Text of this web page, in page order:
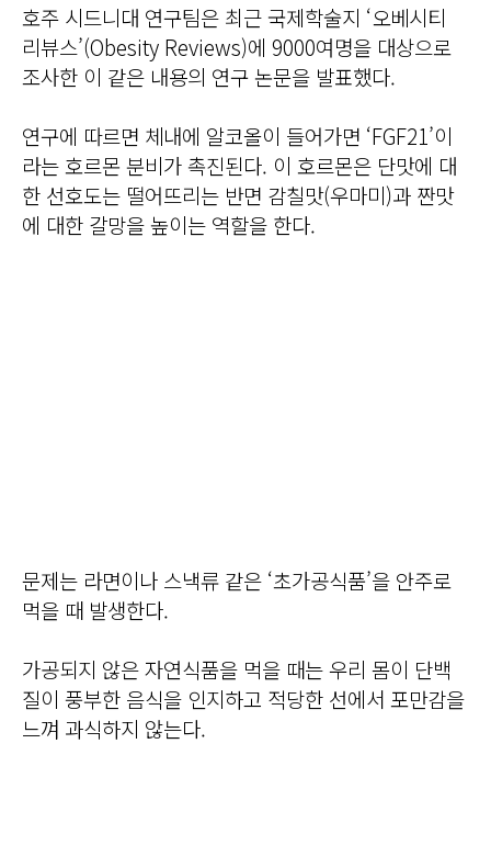
호주 시드니대 연구팀은 최근 국제학술지 ‘오베시티
리뷰스’(Obesity Reviews)에 9000여명을 대상으로
조사한 이 같은 내용의 연구 논문을 발표했다.
연구에 따르면 체내에 알코올이 들어가면 ‘FGF21’이
라는 호르몬 분비가 촉진된다. 이 호르몬은 단맛에 대
한 선호도는 떨어뜨리는 반면 감칠맛(우마미)과 짠맛
에 대한 갈망을 높이는 역할을 한다.
문제는 라면이나 스낵류 같은 ‘초가공식품’을 안주로
먹을 때 발생한다.
가공되지 않은 자연식품을 먹을 때는 우리 몸이 단백
질이 풍부한 음식을 인지하고 적당한 선에서 포만감을
느껴 과식하지 않는다.